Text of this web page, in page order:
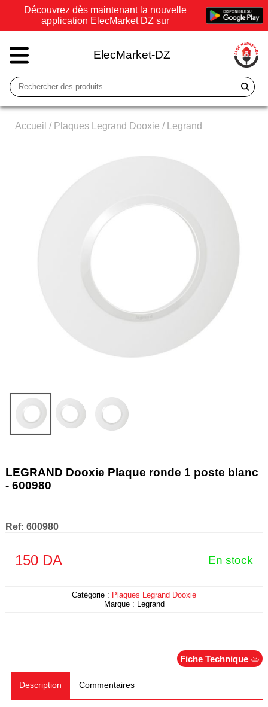
Découvrez dès maintenant la nouvelle
application ElecMarket DZ sur
ElecMarket-DZ
Accueil / Plaques Legrand Dooxie / Legrand
LEGRAND Dooxie Plaque ronde 1 poste blanc
- 600980
Ref: 600980
150DA En stock
Catégorie : Plaques Legrand Dooxie
Marque : Legrand
Fiche Technique
Description Commentaires